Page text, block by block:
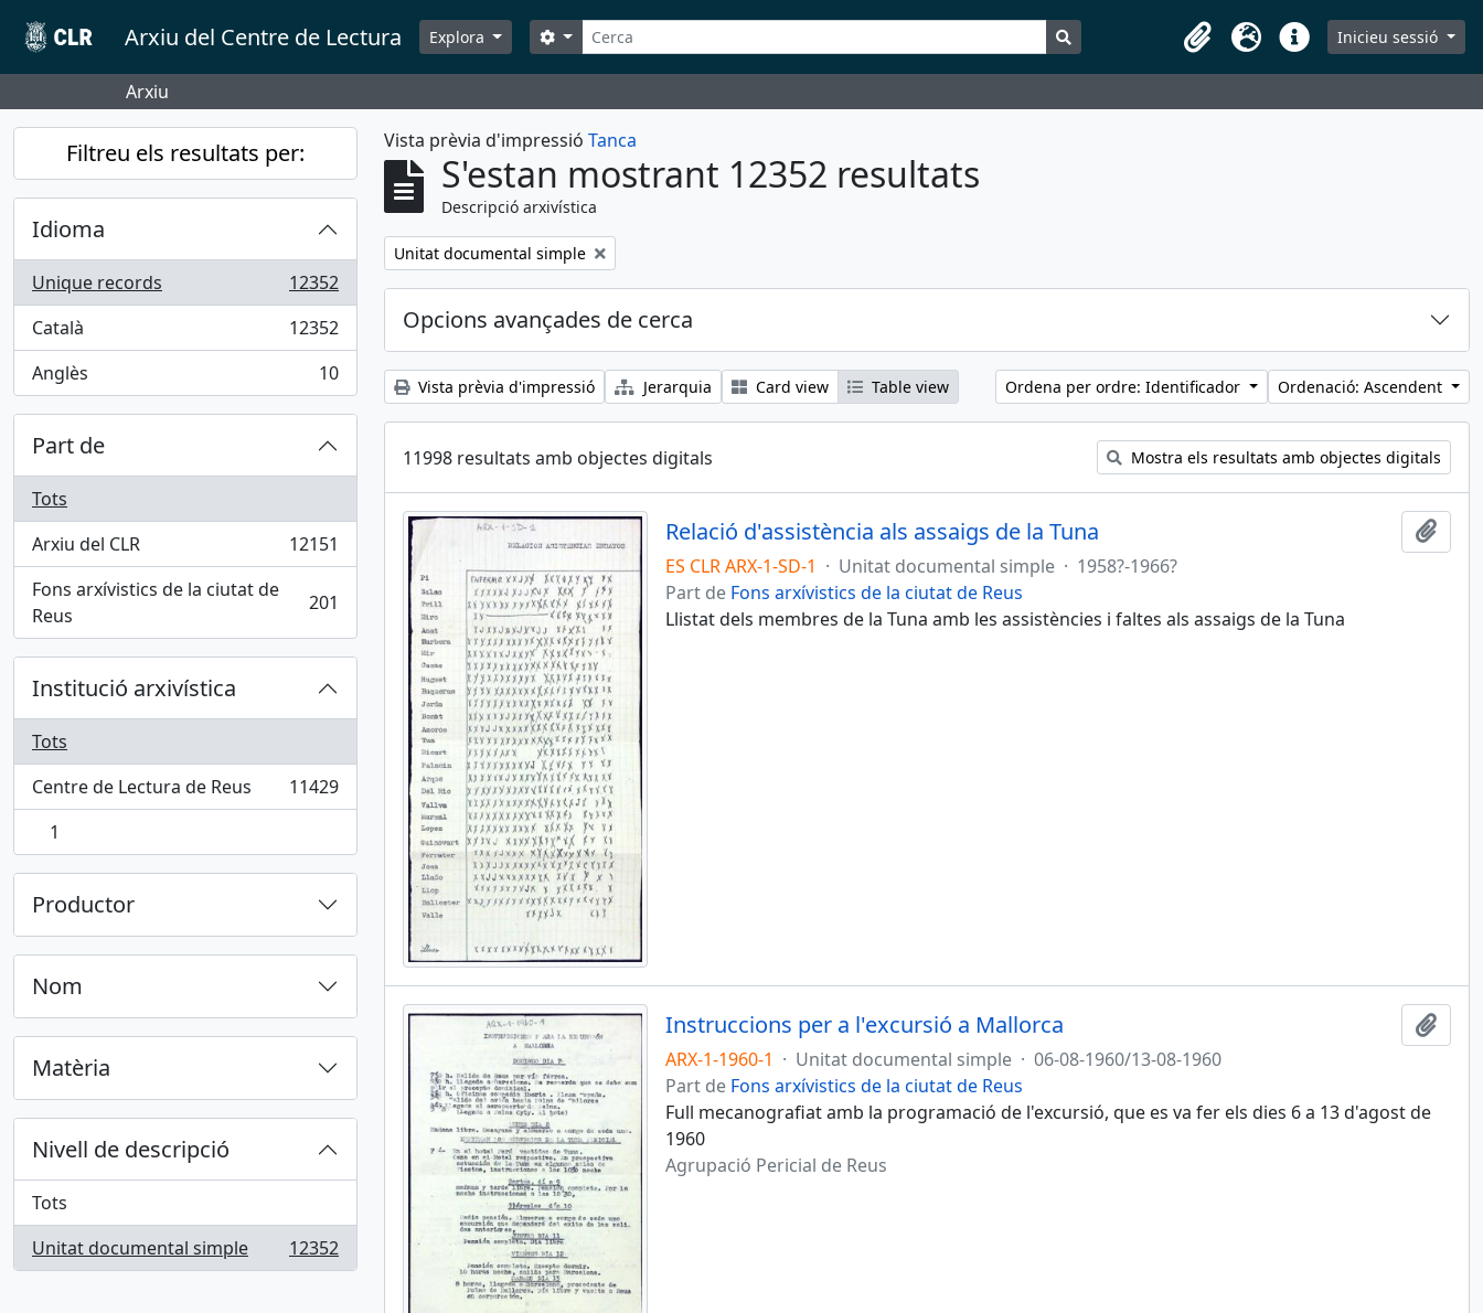
Skip to main content
Arxiu del Centre de Lectura Explora Cerca
Search options Search in browse page
Portaretalls
IdiomaDreceresInicieu sessió
Arxiu
Filtreu els resultats per:
Idioma
Unique records
, 12352 results
12352
Català
, 12352 results
12352
Anglès
, 10 results 10
Part de
Tots
Arxiu del CLR
, 12151 results
12151
Fons arxívistics de la ciutat de
Reus
, 201 results 201
Institució arxivística
Tots
Centre de Lectura de Reus
, 11429 results 11429
, 1 results
1
Productor
Nom
Matèria
Nivell de descripció
Tots
Unitat documental simple
, 12352 results 12352
Vista prèvia d'impressió Tanca
S'estan mostrant 12352 resultats
Descripció arxivística
Remove filter:
Unitat documental simple
Opcions avançades de cerca
Vista prèvia d'impressió Jerarquia Card view Table view Ordena per ordre: Identificador Ordenació: Ascendent
11998 resultats amb objectes digitals Mostra els resultats amb objectes digitals
Relació d'assistència als assaigs de la Tuna
ES CLR ARX-1-SD-1 · Unitat documental simple · 1958?-1966?
Part de Fons arxívistics de la ciutat de Reus
Llistat dels membres de la Tuna amb les assistències i faltes als assaigs de la Tuna
Instruccions per a l'excursió a Mallorca
ARX-1-1960-1 · Unitat documental simple · 06-08-1960/13-08-1960
Part de Fons arxívistics de la ciutat de Reus
Full mecanografiat amb la programació de l'excursió, que es va fer els dies 6 a 13 d'agost de
1960
Agrupació Pericial de Reus